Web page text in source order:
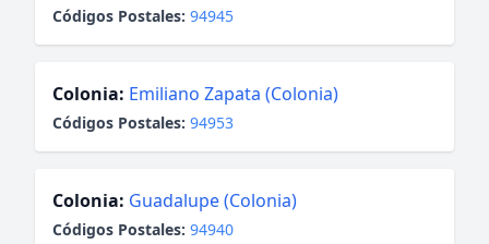
Códigos Postales: 94945
Colonia: Emiliano Zapata (Colonia)
Códigos Postales: 94953
Colonia: Guadalupe (Colonia)
Códigos Postales: 94940